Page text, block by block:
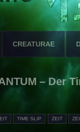
CREATURAE
– Der
TIME SLIP ZEIT